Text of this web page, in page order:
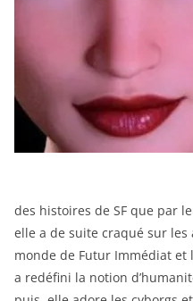
des histoires de SF que par
elle a de suite craqué sur
monde de Futur Immédiat et
a redéfini la notion